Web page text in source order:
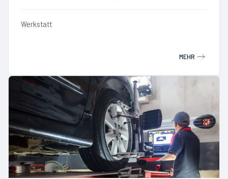
Werkstatt
MEHR